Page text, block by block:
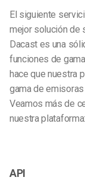
El siguiente
mejor solución de
Dacast es una
funciones de
hace que nuestra
gama de
Veamos más de
nuestra plataforma:
API